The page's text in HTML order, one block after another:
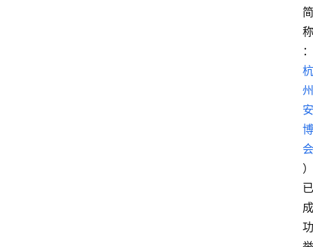
简
称
：
杭
州
安
博
会
）
已
成
功